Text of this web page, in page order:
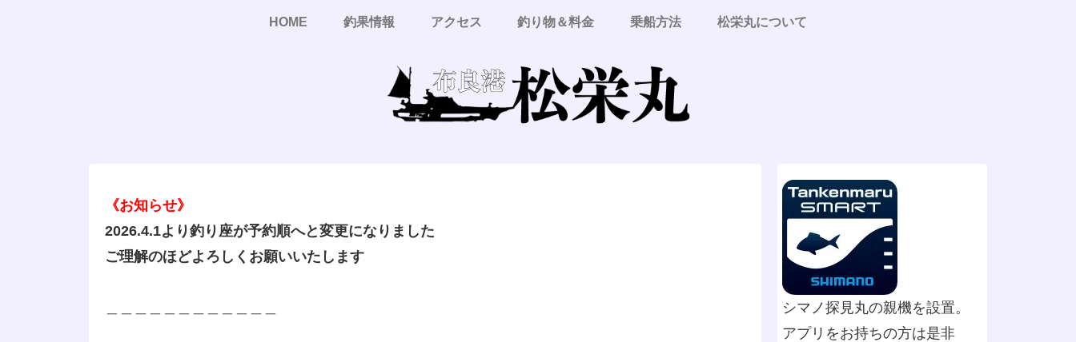
HOME 釣果情報 アクセス 釣り物＆料金 乗船方法 松栄丸について
《お知らせ》
2026.4.1より釣り座が予約順へと変更になりました
ご理解のほどよろしくお願いいたします
シマノ探見丸の親機を設置。
アプリをお持ちの方は是非